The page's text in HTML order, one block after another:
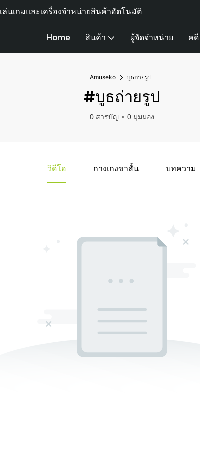
ล่นเกมและเครื่องจำหน่ายสินค้าอัตโนมัติ
Home สินค้า ผู้จัดจำหน่าย คดี
Amuseko บูธถ่ายรูป
#บูธถ่ายรูป
0 สารบัญ 0 มุมมอง
วิดีโอ กางเกงขาสั้น บทความ